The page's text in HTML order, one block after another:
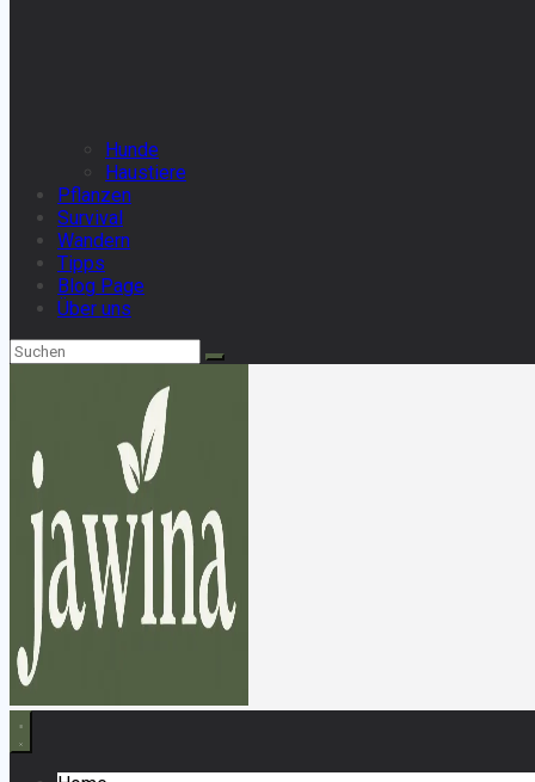
Hunde
Haustiere
Pflanzen
Survival
Wandern
Tipps
Blog Page
Über uns